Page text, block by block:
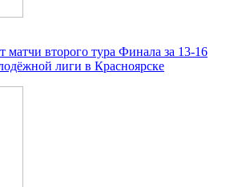
матчи второго тура Финала за 13-16
лиги в Красноярске